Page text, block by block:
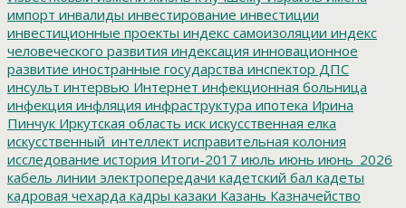
импорт инвалиды инвестирование инвестиции
инвестиционные проекты индекс самоизоляции индекс
человеческого развития индексация инновационное
развитие иностранные государства инспектор ДПС
инсульт интервью Интернет инфекционная больница
инфекция инфляция инфраструктура ипотека Ирина
Пинчук Иркутская область иск искусственная елка
искусственный_интеллект исправительная колония
исследование история Итоги-2017 июль июнь июнь_2026
кабель линии электропередачи кадетский бал кадеты
кадровая чехарда кадры казаки Казань Казначейство